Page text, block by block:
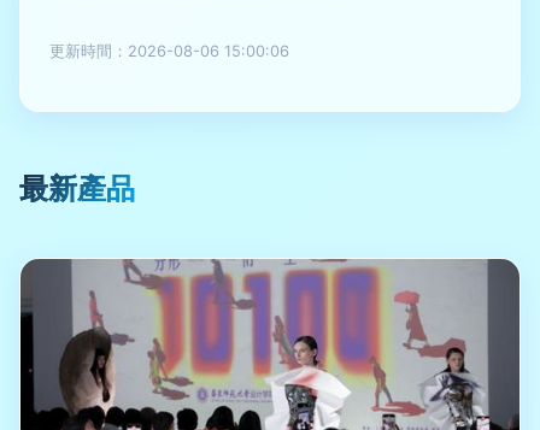
更新時間：2026-08-06 15:00:06
最新產品